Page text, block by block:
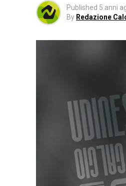
Published 5 anni
By Redazione